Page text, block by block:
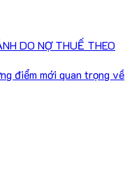
DO NỢ THUẾ THEO
điểm mới quan trọng về